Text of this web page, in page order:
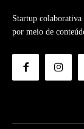
Startup
por meio de